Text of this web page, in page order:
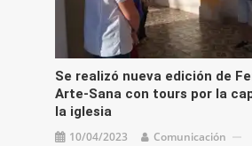
Se realizó nueva edición de
Arte-Sana con tours por la
la iglesia
10/04/2023 Comunicación